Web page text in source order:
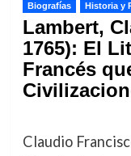
Biografías Historia y
Lambert,
1765): El
Francés
Claudio